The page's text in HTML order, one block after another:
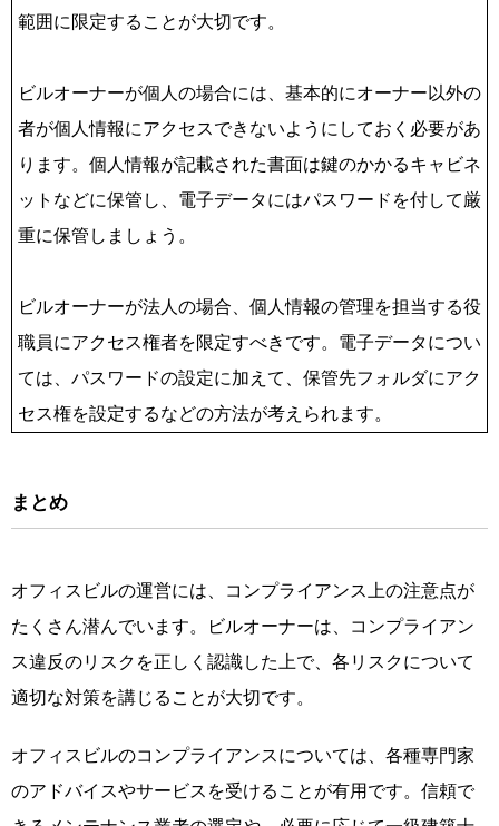
範囲に限定することが大切です。
ビルオーナーが個人の場合には、基本的にオーナー以外の
者が個人情報にアクセスできないようにしておく必要があ
ります。個人情報が記載された書面は鍵のかかるキャビネ
ットなどに保管し、電子データにはパスワードを付して厳
重に保管しましょう。
ビルオーナーが法人の場合、個人情報の管理を担当する役
職員にアクセス権者を限定すべきです。電子データについ
ては、パスワードの設定に加えて、保管先フォルダにアク
セス権を設定するなどの方法が考えられます。
まとめ
オフィスビルの運営には、コンプライアンス上の注意点が
たくさん潜んでいます。ビルオーナーは、コンプライアン
ス違反のリスクを正しく認識した上で、各リスクについて
適切な対策を講じることが大切です。
オフィスビルのコンプライアンスについては、各種専門家
のアドバイスやサービスを受けることが有用です。信頼で